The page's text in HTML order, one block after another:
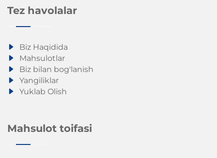
Tez havolalar
Biz Haqidida
Mahsulotlar
Biz bilan bog'lanish
Yangiliklar
Yuklab Olish
Mahsulot toifasi